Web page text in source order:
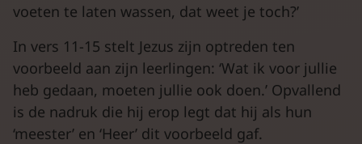
voeten te laten wassen, dat weet je toch?’
In vers 11-15 stelt Jezus zijn optreden ten
voorbeeld aan zijn leerlingen: ‘Wat ik voor jullie
heb gedaan, moeten jullie ook doen.’ Opvallend
is de nadruk die hij erop legt dat hij als hun
‘meester’ en ‘Heer’ dit voorbeeld gaf.